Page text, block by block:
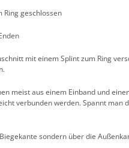
Ring geschlossen
mit einem Splint zum Ring
meist aus einem Einband und
verbunden werden. Spannt
sondern über die